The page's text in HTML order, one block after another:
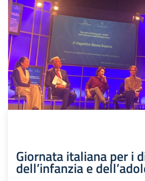
Giornata italiana per i
dell’infanzia e